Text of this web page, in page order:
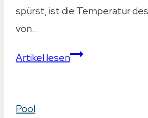
spürst, ist die Temperatur
von…
Artikel lesenDie
Pool